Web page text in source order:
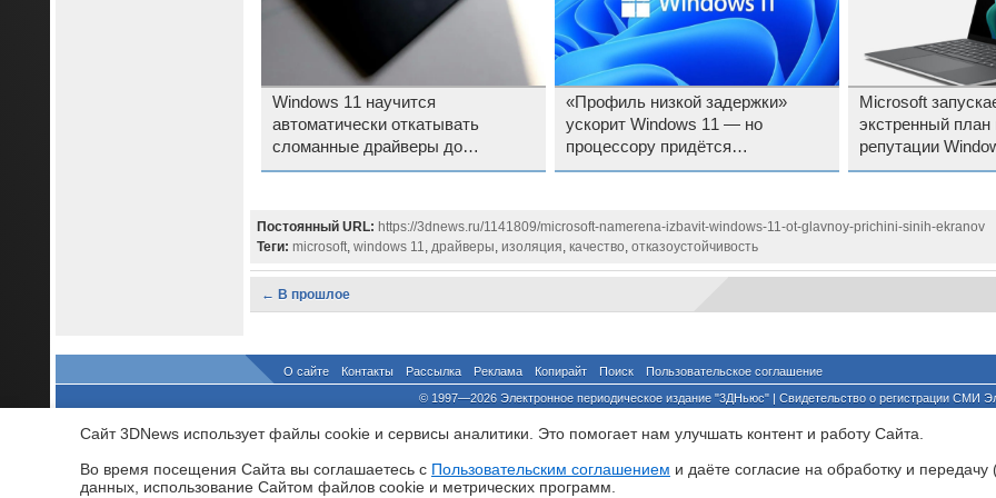
Windows 11 научится
автоматически откатывать
сломанные драйверы до
стабильных
«Профиль низкой задержки»
ускорит Windows 11 — но
процессору придётся
кратковременно работать на
Microsoft
экстренный
репутации
Постоянный URL: https://3dnews.ru/1141809/microsoft-namerena-izbavit-windows-11-ot-glavnoy-prichini-sinih-ekranov
Теги: microsoft, windows 11 драйверы изоляция качество отказоустойчивость
← В прошлое
О сайте Контакты Рассылка Реклама Копирайт Поиск Пользовательское соглашение
© 1997—2026 Электронное периодическое издание "3ДНьюс" | Свидетельство о регистрации СМИ
При цитировании документа ссылка на сайт с указанием автора обязательна. Полное заимствование
Сайт 3DNews использует файлы cookie и сервисы аналитики. Это помогает нам улучшать контент и работу Cайта.
Во время посещения Cайта вы соглашаетесь с Пользовательским соглашением и даёте согласие на обработку и
данных, использование Cайтом файлов cookie и метрических программ.